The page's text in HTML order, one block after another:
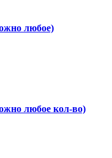
любое)
любое кол-во)